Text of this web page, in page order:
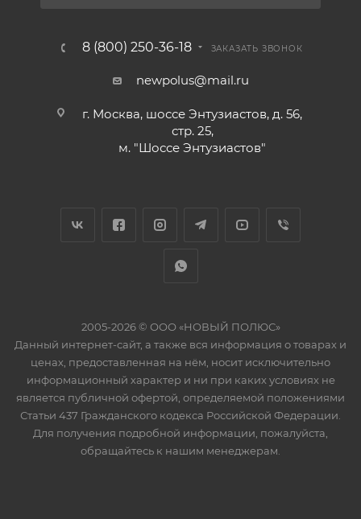
8 (800) 250-36-18 ЗАКАЗАТЬ ЗВОНОК
newpolus@mail.ru
г. Москва, шоссе Энтузиастов, д. 56,
стр. 25,
м. "Шоссе Энтузиастов"
2005-2026 © ООО «НОВЫЙ ПОЛЮС»
Данный интернет-сайт, а также вся информация о товарах и
ценах, предоставленная на нём, носит исключительно
информационный характер и ни при каких условиях не
является публичной офертой, определяемой положениями
Статьи 437 Гражданского кодекса Российской Федерации.
Для получения подробной информации, пожалуйста,
обращайтесь к нашим менеджерам.